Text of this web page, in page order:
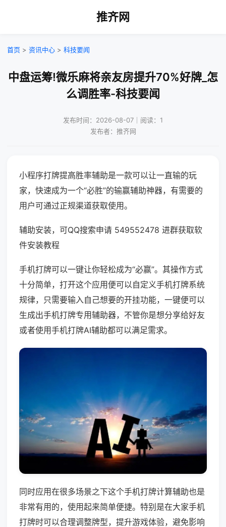
推齐网
首页 > 资讯中心 > 科技要闻
中盘运筹!微乐麻将亲友房提升70%好牌_怎
么调胜率-科技要闻
发布时间：2026-08-07｜阅读：1
发布者：推齐网
小程序打牌提高胜率辅助是一款可以让一直输的玩
家，快速成为一个“必胜”的输赢辅助神器，有需要的
用户可通过正规渠道获取使用。
辅助安装，可QQ搜索申请 549552478 进群获取软
件安装教程
手机打牌可以一键让你轻松成为“必赢”。其操作方式
十分简单，打开这个应用便可以自定义手机打牌系统
规律，只需要输入自己想要的开挂功能，一键便可以
生成出手机打牌专用辅助器，不管你是想分享给好友
或者使用手机打牌AI辅助都可以满足需求。
同时应用在很多场景之下这个手机打牌计算辅助也是
非常有用的，使用起来简单便捷。特别是在大家手机
打牌时可以合理调整牌型，提升游戏体验，避免影响